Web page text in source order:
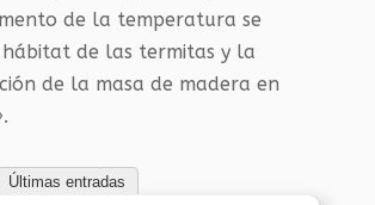
de la temperatura se
de las termitas y la
de la masa de madera en
Últimas entradas